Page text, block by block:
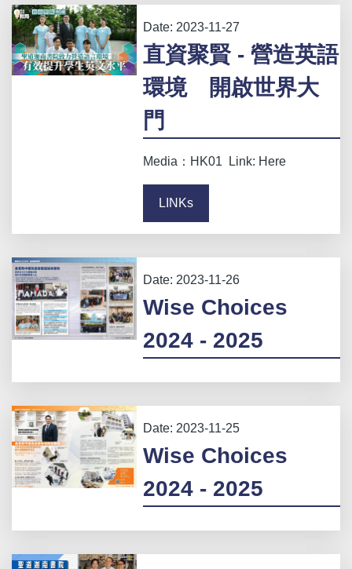
Date:2023-11-27
直資聚賢 - 營造英語
環境 開啟世界大
門
Media：HK01 Link: Here
LINKs
Date:2023-11-26
Wise Choices
2024 - 2025
Date:2023-11-25
Wise Choices
2024 - 2025